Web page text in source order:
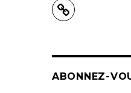
ABONNEZ-